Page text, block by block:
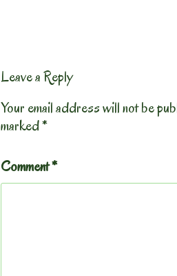
Leave a Reply
Your email address will not be
marked*
Comment*